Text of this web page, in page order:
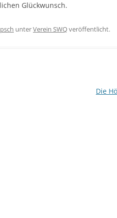
Glückwunsch.
unterVerein SWQveröffentlicht.
Die